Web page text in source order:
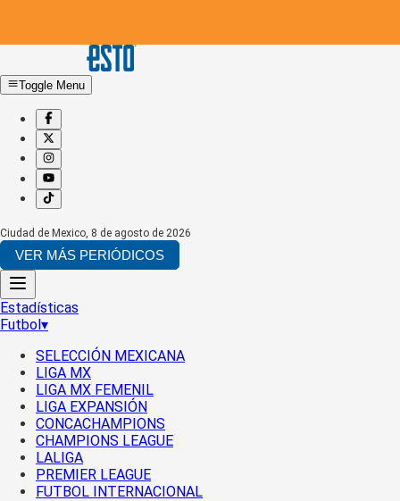
Toggle Menu
Ciudad de Mexico, 8 de agosto de 2026
VER MÁS PERIÓDICOS
Estadísticas
Futbol▾
SELECCIÓN MEXICANA
LIGA MX
LIGA MX FEMENIL
LIGA EXPANSIÓN
CONCACHAMPIONS
CHAMPIONS LEAGUE
LALIGA
PREMIER LEAGUE
FUTBOL INTERNACIONAL